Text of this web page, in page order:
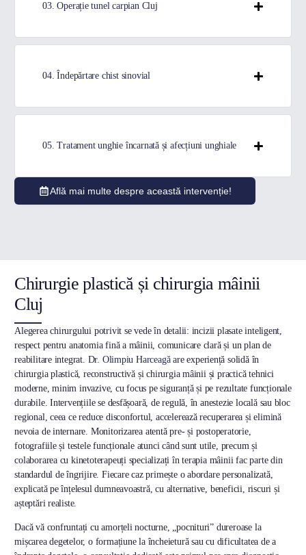
03. Operație tunel carpian Cluj
04. Îndepărtare chist sinovial
05. Tratament unghie încarnată și afecțiuni unghiale
Află mai multe despre această intervenție!
Chirurgie plastică și chirurgia mâinii
Cluj
Alegerea chirurgului potrivit se vede în detalii: incizii plasate inteligent,
respect pentru anatomia fină a mâinii, comunicare clară și un plan de
reabilitare integrat. Dr. Olimpiu Harceagăare experiență solidă în
chirurgia plastică, reconstructivă și chirurgia mâinii și practică tehnici
moderne, minim invazive, cu focus pe siguranță și pe rezultate funcționale
durabile. Intervențiile se desfășoară, de regulă, în anestezie locală sau bloc
regional, ceea ce reduce disconfortul, accelerează recuperarea și elimină
nevoia de internare. Monitorizarea atentă pre- și postoperatorie,
fotografiile și testele funcționale atunci când sunt utile, precum și
colaborarea cu kinetoterapeuți specializați în terapia mâinii fac parte din
standardul de îngrijire. Fiecare caz primește o abordare personalizată,
explicată pe înțelesul dumneavoastră, cu alternative, beneficii, riscuri și
așteptări realiste.
Dacă vă confruntați cu amorțeli nocturne, „pocnituri” dureroase la
mișcarea degetelor, o formațiune la încheietură sau cu dificultatea de a